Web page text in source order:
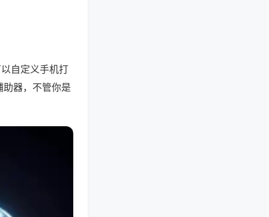
自定义手机打
器，不管你是